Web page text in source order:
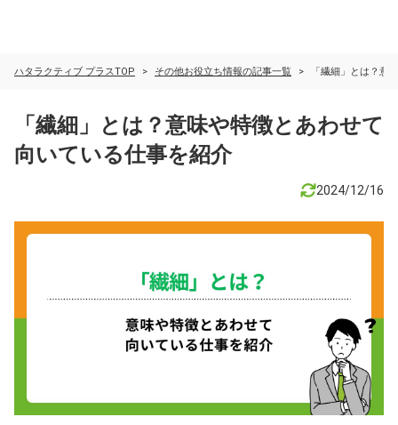
ハタラクティブ プラスTOP その他お役立ち情報の記事一覧​ 「繊細」とは？意
「繊細」とは？意味や特徴とあわせて
向いている仕事を紹介
2024/12/16